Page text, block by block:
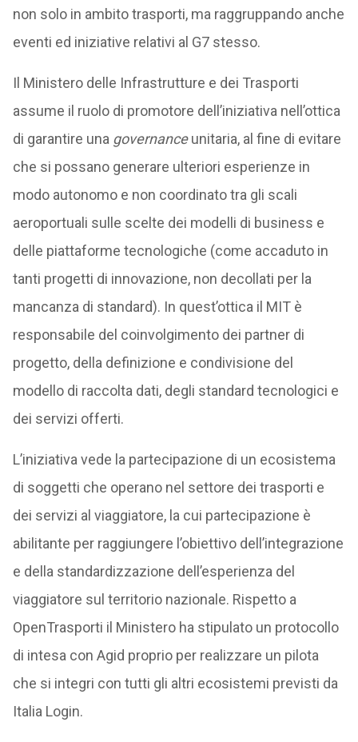
non solo in ambito trasporti, ma raggruppando anche
eventi ed iniziative relativi al G7 stesso.
Il Ministero delle Infrastrutture e dei Trasporti
assume il ruolo di promotore dell’iniziativa nell’ottica
di garantire una governanceunitaria, al fine di evitare
che si possano generare ulteriori esperienze in
modo autonomo e non coordinato tra gli scali
aeroportuali sulle scelte dei modelli di business e
delle piattaforme tecnologiche (come accaduto in
tanti progetti di innovazione, non decollati per la
mancanza di standard). In quest’ottica il MIT è
responsabile del coinvolgimento dei partner di
progetto, della definizione e condivisione del
modello di raccolta dati, degli standard tecnologici e
dei servizi offerti.
L’iniziativa vede la partecipazione di un ecosistema
di soggetti che operano nel settore dei trasporti e
dei servizi al viaggiatore, la cui partecipazione è
abilitante per raggiungere l’obiettivo dell’integrazione
e della standardizzazione dell’esperienza del
viaggiatore sul territorio nazionale. Rispetto a
OpenTrasporti il Ministero ha stipulato un protocollo
di intesa con Agid proprio per realizzare un pilota
che si integri con tutti gli altri ecosistemi previsti da
Italia Login.